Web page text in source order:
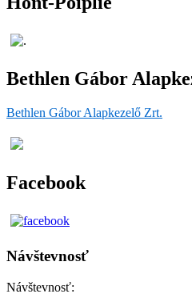
Bethlen Gábor
Bethlen Gábor Alapkezelő Zrt.
Facebook
Návštevnosť
Návštevnosť: